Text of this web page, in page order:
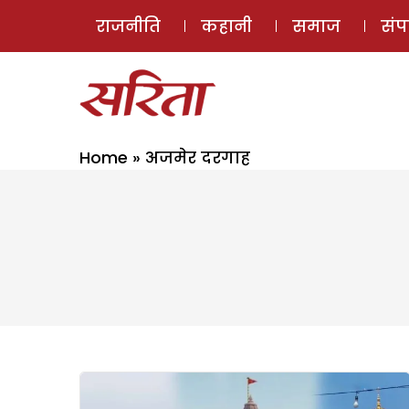
राजनीति कहानी समाज
Home » अजमेर दरगाह